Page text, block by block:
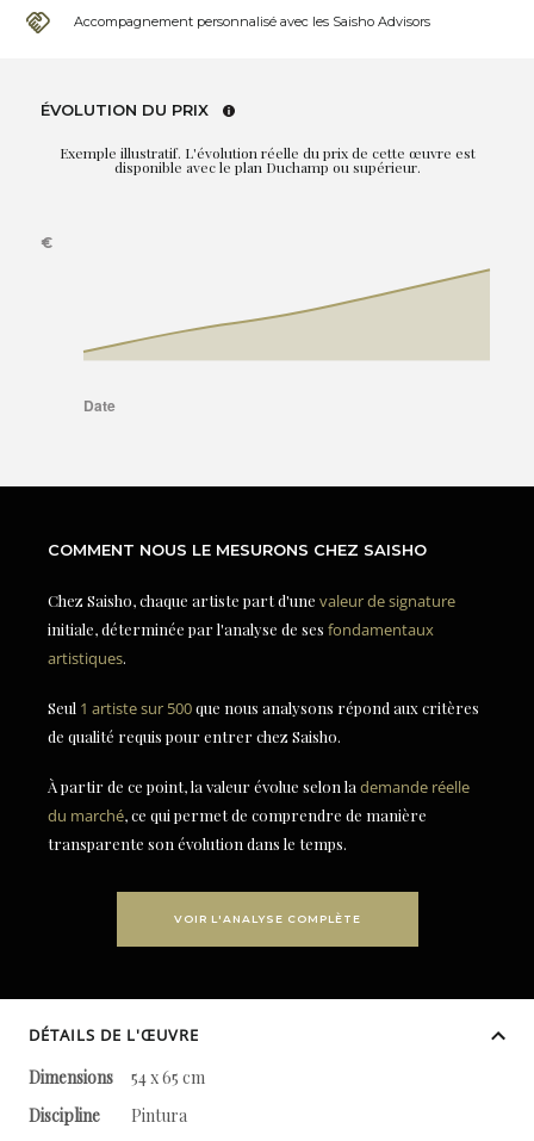
Accompagnement personnalisé avec les Saisho Advisors
ÉVOLUTION DU PRIX
Exemple illustratif. L'évolution réelle du prix de cette œuvre est
disponible avec le plan Duchamp ou supérieur.
COMMENT NOUS LE MESURONS CHEZ SAISHO
Chez Saisho, chaque artiste part d'une valeur de signature
initiale, déterminée par l'analyse de ses fondamentaux
artistiques.
Seul 1 artiste sur 500que nous analysons répond aux critères
de qualité requis pour entrer chez Saisho.
À partir de ce point, la valeur évolue selon la demande réelle
du marché, ce qui permet de comprendre de manière
transparente son évolution dans le temps.
VOIR L'ANALYSE COMPLÈTE
DÉTAILS DE L'ŒUVRE
Dimensions
54 x 65 cm
Discipline
Pintura